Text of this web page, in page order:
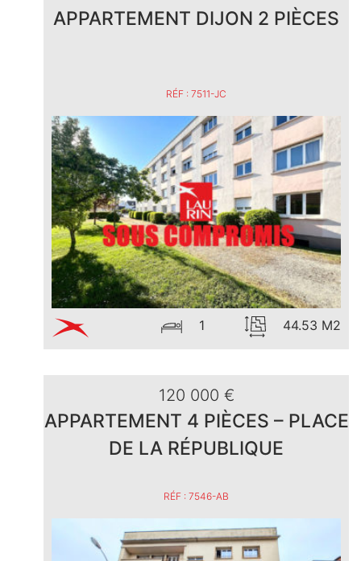
APPARTEMENT DIJON 2 PIÈCES
RÉF : 7511-JC
1 44.53 M2
120 000 €
APPARTEMENT 4 PIÈCES – PLACE
DE LA RÉPUBLIQUE
RÉF : 7546-AB